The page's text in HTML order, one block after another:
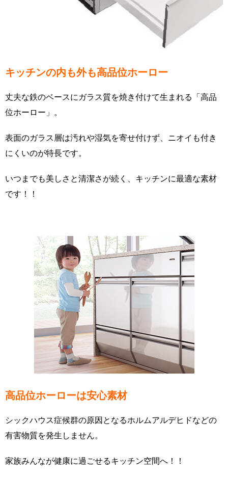
キッチンの内も外も高品位ホーロー
丈夫な鉄のベースにガラス質を焼き付けて生まれる「高品
位ホーロー」。
表面のガラス層は汚れや湿気を寄せ付けず、ニオイも付き
にくいのが特長です。
いつまでも美しさと清潔さが続く、キッチンに最適な素材
です！！
高品位ホーローは安心素材
シックハウス症候群の原因となるホルムアルデヒドなどの
有害物質を発生しません。
家族みんなが健康に過ごせるキッチン空間へ！！